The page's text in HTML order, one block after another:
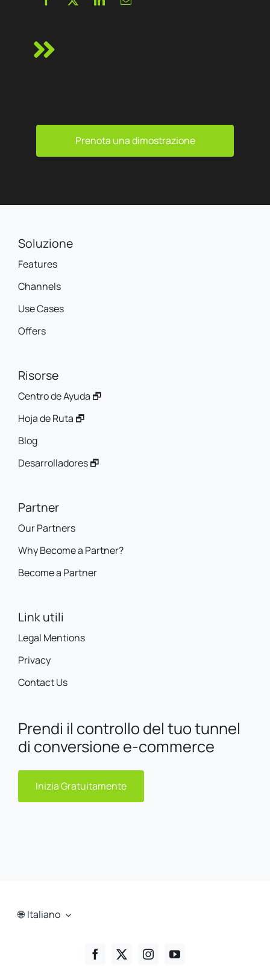
Prenota una dimostrazione
Soluzione
Features
Channels
Use Cases
Offers
Risorse
Centro de Ayuda 🗗
Hoja de Ruta 🗗
Blog
Desarrolladores 🗗
Partner
Our Partners
Why Become a Partner?
Become a Partner
Link utili
Legal Mentions
Privacy
Contact Us
Prendi il controllo del tuo tunnel
di conversione e-commerce
Inizia Gratuitamente
Italiano